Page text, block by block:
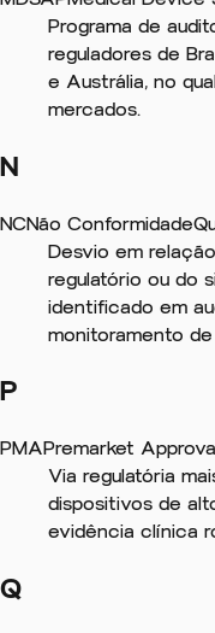
Programa de
reguladores de
e Austrália, no
mercados.
N
NCNão Conformidade
Desvio em
regulatório ou do
identificado em
monitoramento
P
PMAPremarket
Via regulatória
dispositivos de
evidência clínica
Q